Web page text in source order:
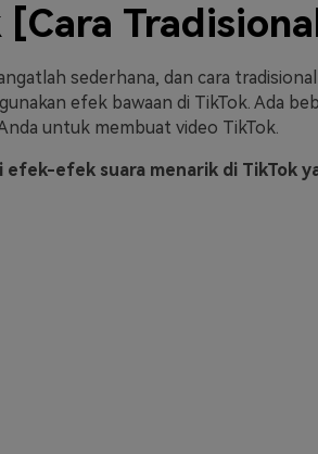
[Cara
sederhana, dan cara
efek bawaan di TikTok. Ada
untuk membuat video TikTok.
efek suara menarik di TikTok